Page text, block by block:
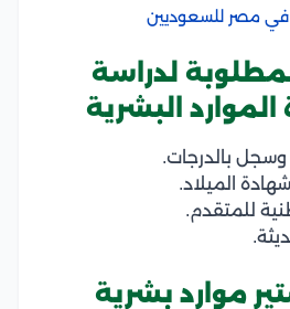
في مصر للسعوديين
لدراسة
الموارد البشرية
بالدرجات.
الميلاد.
للمتقدم.
موارد بشرية